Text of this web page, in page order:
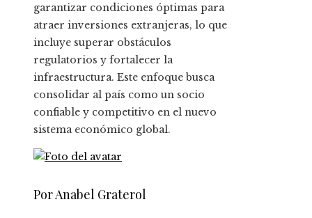
garantizar condiciones óptimas para
atraer inversiones extranjeras, lo que
incluye superar obstáculos
regulatorios y fortalecer la
infraestructura. Este enfoque busca
consolidar al país como un socio
confiable y competitivo en el nuevo
sistema económico global.
Por Anabel Graterol